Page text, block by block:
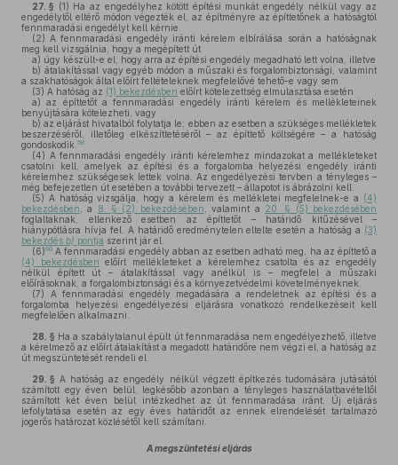
27. § (1) Ha az engedélyhez kötött építési munkát engedély nélkül vagy az
engedélytől eltérő módon végezték el, az építményre az építtetőnek a hatóságtól
fennmaradási engedélyt kell kérnie.
(2) A fennmaradási engedély iránti kérelem elbírálása során a hatóságnak
meg kell vizsgálnia, hogy a megépített út
a) úgy készült-e el, hogy arra az építési engedély megadható lett volna, illetve
b) átalakítással vagy egyéb módon a műszaki és forgalombiztonsági, valamint
a szakhatóságok által előírt feltételeknek megfelelővé tehető-e vagy sem.
(3) A hatóság az (1) bekezdésben előírt kötelezettség elmulasztása esetén
a) az építtetőt a fennmaradási engedély iránti kérelem és mellékleteinek
benyújtására kötelezheti, vagy
b) az eljárást hivatalból folytatja le; ebben az esetben a szükséges mellékletek
beszerzéséről, illetőleg elkészíttetéséről – az építtető költségére – a hatóság
gondoskodik. 59
(4) A fennmaradási engedély iránti kérelemhez mindazokat a mellékleteket
csatolni kell, amelyek az építési és a forgalomba helyezési engedély iránti
kérelemhez szükségesek lettek volna. Az engedélyezési tervben a tényleges –
még befejezetlen út esetében a további tervezett – állapotot is ábrázolni kell.
(5) A hatóság vizsgálja, hogy a kérelem és mellékletei megfelelnek-e a (4)
bekezdésben , a 8. § (2) bekezdésében , valamint a 20. § (5) bekezdésében
foglaltaknak, ellenkező esetben az építtetőt – határidő kitűzésével –
hiánypótlásra hívja fel. A határidő eredménytelen eltelte esetén a hatóság a (3)
bekezdés b) pontja szerint jár el.
(6)60 A fennmaradási engedély abban az esetben adható meg, ha az építtető a
(4) bekezdésben előírt mellékleteket a kérelemhez csatolta és az engedély
nélkül épített út – átalakítással vagy anélkül is – megfelel a műszaki
előírásoknak, a forgalombiztonsági és a környezetvédelmi követelményeknek.
(7) A fennmaradási engedély megadására a rendeletnek az építési és a
forgalomba helyezési engedélyezési eljárásra vonatkozó rendelkezéseit kell
megfelelően alkalmazni.
28. § Ha a szabálytalanul épült út fennmaradása nem engedélyezhető, illetve
a kérelmező az előírt átalakítást a megadott határidőre nem végzi el, a hatóság az
út megszüntetését rendeli el.
29. § A hatóság az engedély nélkül végzett építkezés tudomására jutásától
számított egy éven belül, legkésőbb azonban a tényleges használatbavételtől
számított két éven belül intézkedhet az út fennmaradása iránt. Új eljárás
lefolytatása esetén az egy éves határidőt az ennek elrendelését tartalmazó
jogerős határozat közlésétől kell számítani.
A megszüntetési eljárás